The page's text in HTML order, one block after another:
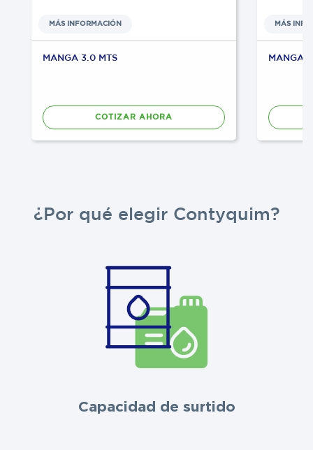
MÁS INFORMACIÓN
MANGA 3.0 MTS
COTIZAR AHORA
MÁS
MANGA
¿Por qué elegir Contyquim?
Capacidad de surtido